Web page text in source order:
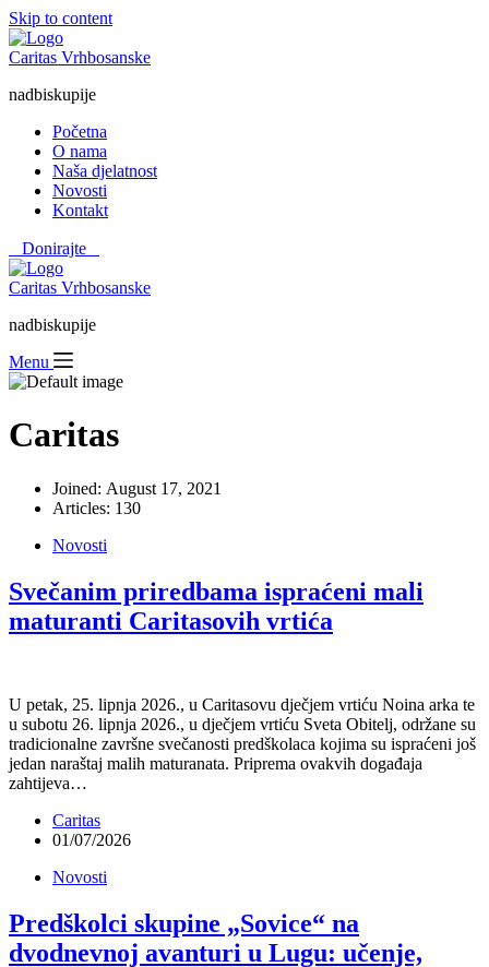
Skip to content
Caritas Vrhbosanske
nadbiskupije
Početna
O nama
Naša djelatnost
Novosti
Kontakt
⠀Donirajte⠀
Caritas Vrhbosanske
nadbiskupije
Menu
Caritas
Joined: August 17, 2021
Articles: 130
Novosti
Svečanim priredbama ispraćeni mali
maturanti Caritasovih vrtića
U petak, 25. lipnja 2026., u Caritasovu dječjem vrtiću Noina arka te
u subotu 26. lipnja 2026., u dječjem vrtiću Sveta Obitelj, održane su
tradicionalne završne svečanosti predškolaca kojima su ispraćeni još
jedan naraštaj malih maturanata. Priprema ovakvih događaja
zahtijeva…
Caritas
01/07/2026
Novosti
Predškolci skupine „Sovice“ na
dvodnevnoj avanturi u Lugu: učenje,